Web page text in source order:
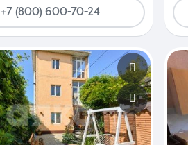
+7 (800) 600-70-24